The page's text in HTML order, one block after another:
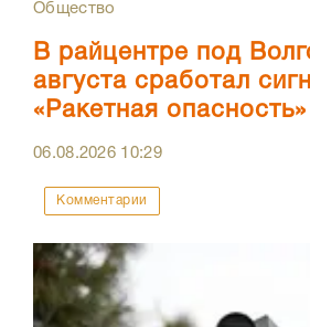
Общество
В райцентре под
августа сработал
«Ракетная опасность»
06.08.2026 10:29
Комментарии